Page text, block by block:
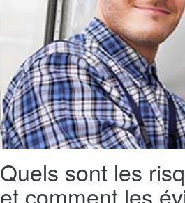
Quels sont les
et comment les